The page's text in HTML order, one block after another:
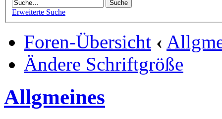
Erweiterte Suche
Foren-Übersicht ‹
Ändere Schriftgröße
Allgmeines